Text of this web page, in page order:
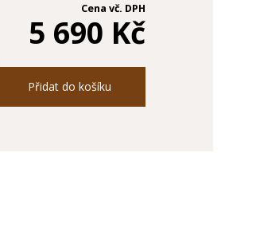
Cena vč. DPH
5 690 Kč
Přidat do košíku